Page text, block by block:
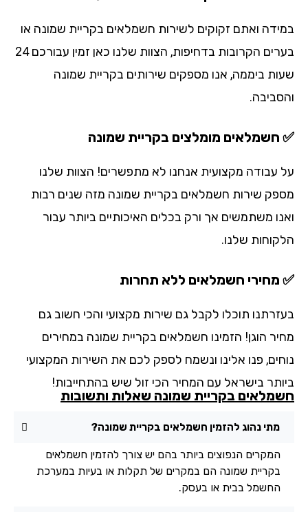
ואתם זקוקים לשירות חשמלאים בקריית שמונה או
בערים הקרובות בדחיפות, הצוות שלנו כאן זמין עבורכם 24
ביממה, אנו מספקים שירותים בקריית שמונה
חשמלאים מומלצים בקריית שמונה
עבודה מקצועית אנחנו לא מתפשרים! הצוות שלנו
שירות חשמלאים בקריית שמונה מזה שנים רבות
משתמשים אך ורק בכלים האיכותיים ביותר עבור
שלנו.
מחירי חשמלאים ללא תחרות
תוכלו לקבל גם שירות מקצועי והכי חשוב גם
הוגן! הזמינו חשמלאים בקריית שמונה במחירים
פנו אלינו ונשמח לספק לכם את השירות המקצועי
בישראל עם המחיר הכי זול שיש בהתחייבות!
בקריית שמונה שאלות ותשובות
מתי נהוג להזמין חשמלאים בקריית שמונה?
המקרים הנפוצים ביותר בהם יש צורך להזמין חשמלאים
בקריית שמונה הם במקרים של תקלות או בעיות במערכת
החשמל בבית או בעסק.